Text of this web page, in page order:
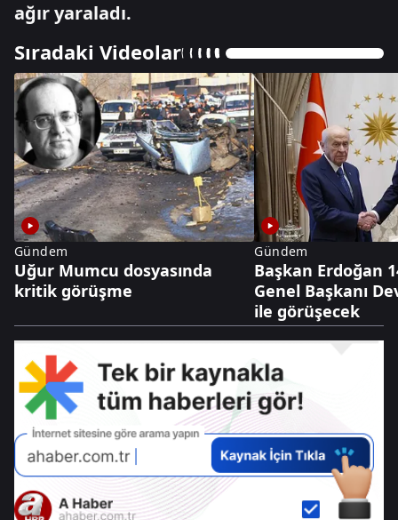
ağır yaraladı.
Sıradaki Videolar
Gündem
Uğur Mumcu dosyasında
kritik görüşme
Gündem
Başkan Erdoğan
Genel Başkanı
ile görüşecek